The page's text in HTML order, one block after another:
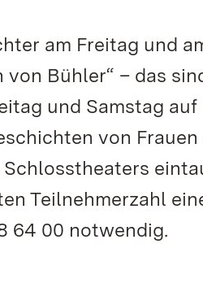
am Freitag und
Bühler“ – das
und Samstag auf
von
Teilnehmerzahl
64 00 notwendig.